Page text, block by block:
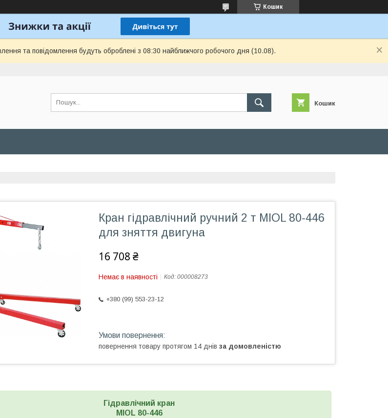
Кошик
та повідомлення будуть оброблені з 08:30 найближчого робочого дня (10.08).
Кошик
Кран гідравлічний ручний 2 т MIOL 80-446
для зняття двигуна
16 708 ₴
Немає в наявності Код: 000008273
+380 (99) 553-23-12
повернення товару протягом 14 днів за домовленістю
Гідравлічний кран
MIOL 80-446